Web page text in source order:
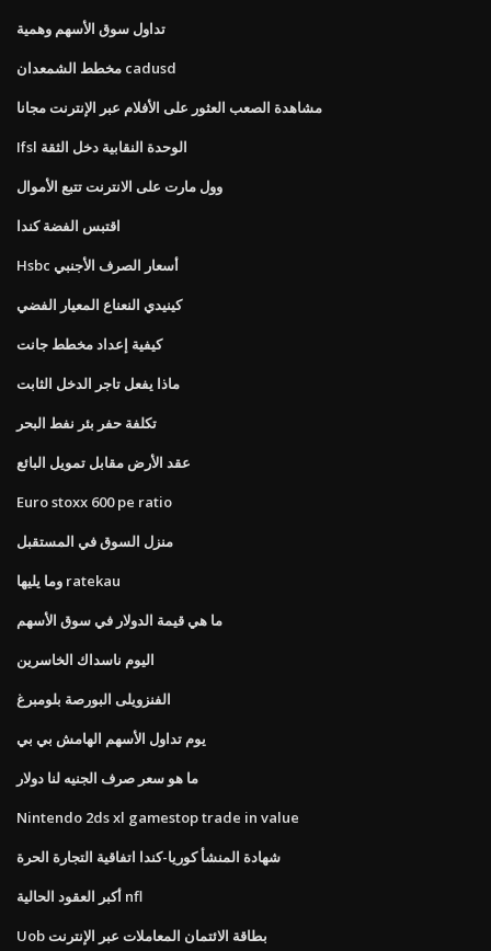
تداول سوق الأسهم وهمية
مخطط الشمعدان cadusd
مشاهدة الصعب العثور على الأفلام عبر الإنترنت مجانا
Ifsl الوحدة النقابية دخل الثقة
وول مارت على الانترنت تتبع الأموال
اقتبس الفضة كندا
Hsbc أسعار الصرف الأجنبي
كينيدي النعناع المعيار الفضي
كيفية إعداد مخطط جانت
ماذا يفعل تاجر الدخل الثابت
تكلفة حفر بئر نفط البحر
عقد الأرض مقابل تمويل البائع
Euro stoxx 600 pe ratio
منزل السوق في المستقبل
وما يليها ratekau
ما هي قيمة الدولار في سوق الأسهم
اليوم ناسداك الخاسرين
الفنزويلى البورصة بلومبرغ
يوم تداول الأسهم الهامش بي بي
ما هو سعر صرف الجنيه لنا دولار
Nintendo 2ds xl gamestop trade in value
شهادة المنشأ كوريا-كندا اتفاقية التجارة الحرة
أكبر العقود الحالية nfl
Uob بطاقة الائتمان المعاملات عبر الإنترنت